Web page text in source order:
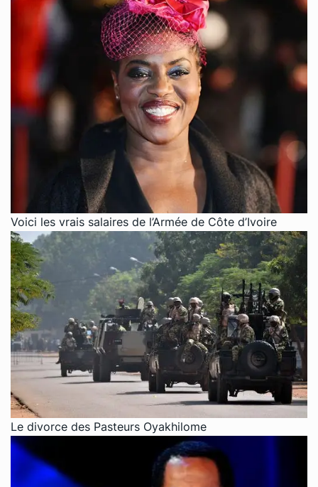
Voici les vrais salaires de l’Armée de Côte d’Ivoire
Le divorce des Pasteurs Oyakhilome